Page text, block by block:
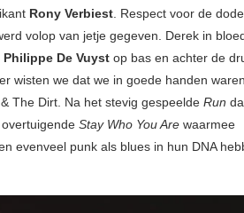
Rony Verbiest. Respect voor de
volop van jetje gegeven. Derek in
Philippe De Vuyst op bas en achter de
wisten we dat we in goede handen
The Dirt. Na het stevig gespeelde Run
Stay Who You Are waarmee
evenveel punk als blues in hun DNA